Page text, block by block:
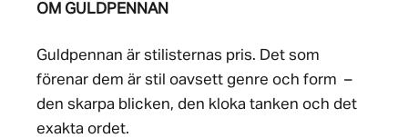
OM GULDPENNAN
Guldpennan är stilisternas pris. Det som
förenar dem är stil oavsett genre och form –
den skarpa blicken, den kloka tanken och det
exakta ordet.